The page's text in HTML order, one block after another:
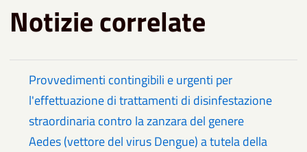
Notizie correlate
Provvedimenti contingibili e urgenti per
l'effettuazione di trattamenti di disinfestazione
straordinaria contro la zanzara del genere
Aedes (vettore del virus Dengue) a tutela della